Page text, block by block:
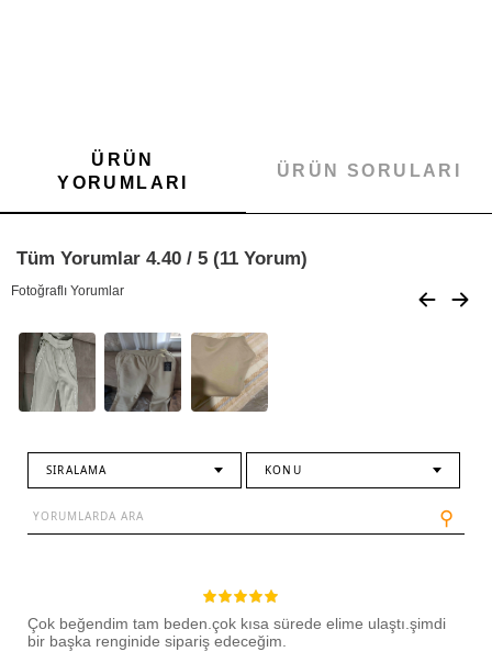
ÜRÜN
YORUMLARI
ÜRÜN SORULARI
Tüm Yorumlar 4.40 / 5 (11 Yorum)
Fotoğraflı Yorumlar
SIRALAMA KONU
⚲
Çok beğendim tam beden.çok kısa sürede elime ulaştı.şimdi
bir başka renginide sipariş edeceğim.